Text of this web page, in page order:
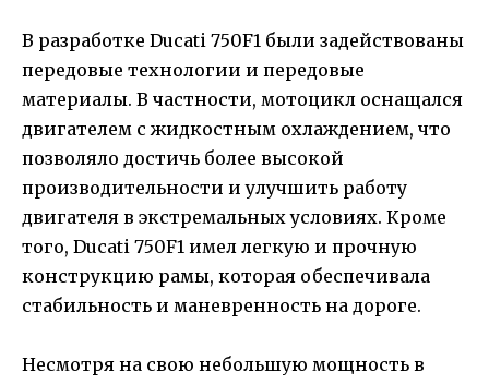
В разработке Ducati 750F1 были задействованы
передовые технологии и передовые
материалы. В частности, мотоцикл оснащался
двигателем с жидкостным охлаждением, что
позволяло достичь более высокой
производительности и улучшить работу
двигателя в экстремальных условиях. Кроме
того, Ducati 750F1 имел легкую и прочную
конструкцию рамы, которая обеспечивала
стабильность и маневренность на дороге.
Несмотря на свою небольшую мощность в